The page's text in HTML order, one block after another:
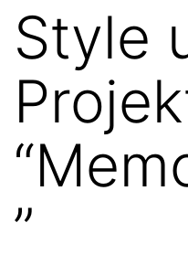
Style
”